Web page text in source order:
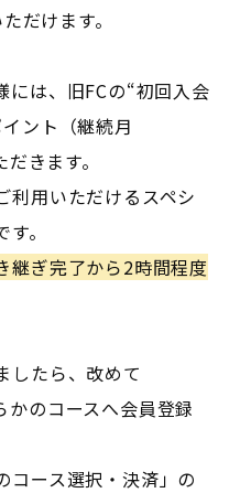
だけます。
には、旧FCの“初回入会
ント（継続月
きます。
利用いただけるスペシ
。
ぎ完了から2時間程度
したら、改めて
かのコースへ会員登録
ース選択・決済」の